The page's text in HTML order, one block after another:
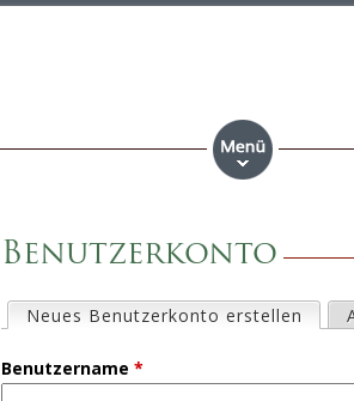
Benutzerkonto
a
Neues Benutzerkonto erstellen
Benutzername *